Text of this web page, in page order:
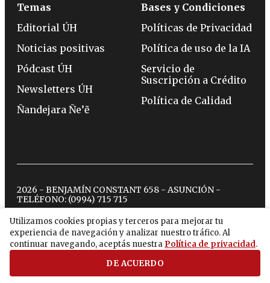
Utilizamos cookies propias y terceros para mejorar tu
experiencia de navegación y analizar nuestro tráfico. Al
continuar navegando, aceptás nuestra Política de privacidad.
DE ACUERDO
Temas
Editorial ÚH
Noticias positivas
Pódcast ÚH
Newsletters ÚH
Ñandejara Ñe’ẽ
Bases y Condiciones
Políticas de Privacidad
Política de uso de la IA
Servicio de
Suscripción a Crédito
Política de Calidad
2026 - BENJAMÍN CONSTANT 658 - ASUNCIÓN -
TELÉFONO: (0994) 715 715
twitterinstagram
facebook
tiktokyoutubespotify